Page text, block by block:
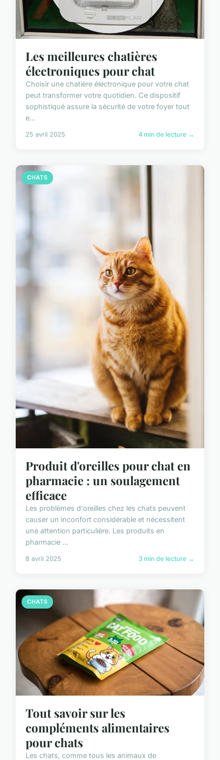
Les meilleures chatières
électroniques pour chat
Choisir une chatière électronique pour votre chat
peut transformer votre quotidien. Ce dispositif
sophistiqué assure la sécurité de votre foyer tout
e...
25 avril 2025 4 min de lecture →
CHATS
Produit d'oreilles pour chat en
pharmacie : un soulagement
efficace
Les problèmes d'oreilles chez les chats peuvent
causer un inconfort considérable et nécessitent
une attention particulière. Les produits en
pharmacie ...
8 avril 2025 3 min de lecture →
CHATS
Tout savoir sur les
compléments alimentaires
pour chats
Les chats, comme tous les animaux de